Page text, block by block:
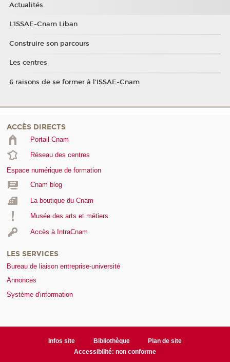
Actualités
L'ISSAE-Cnam Liban
Construire son parcours
Les centres
6 raisons de se former à l’ISSAE-Cnam
ACCÈS DIRECTS
Portail Cnam
Réseau des centres
Espace numérique de formation
Cnam blog
La boutique du Cnam
Musée des arts et métiers
Accès à IntraCnam
LES SERVICES
Bureau de liaison entreprise-université
Annonces
Système d'information
Infos site Bibliothèque
Plan de site
Accessibilité: non conforme